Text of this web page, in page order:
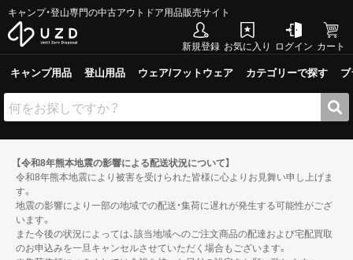
キャンプ・登山専門の中古アウトドア用品販売サイト
新規登録 お気に入り ログイン カート
キャンプ用品 登山用品 ウェア/フットウェア カテゴリーで探す
【令和8年熊本地震の影響による配送状況について】
令和8年熊本地震により被害を受けられた皆様に心よりお見舞い申し上げま
す。
地震の影響により一部の地域での配送・集荷に遅れが発生する可能性がござ
います。
また今後の状況によっては、該当地域へのご注文商品の配達および宅配買取
のお申込みを一旦キャンセルさせていただく場合もございます。